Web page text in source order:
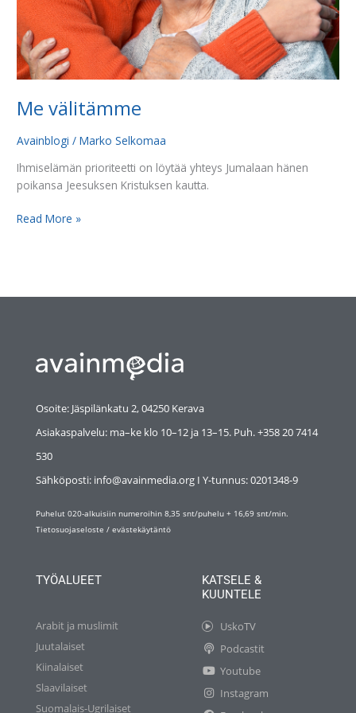
Me välitämme
Avainblogi /Marko Selkomaa
Ihmiselämän prioriteetti on löytää yhteys Jumalaan hänen
poikansa Jeesuksen Kristuksen kautta.
Read More »
Osoite: Jäspilänkatu 2, 04250 Kerava
Asiakaspalvelu: ma–ke klo 10–12 ja 13–15. Puh. +358 20 7414
530
Sähköposti: info@avainmedia.org I Y-tunnus:0201348-9
Puhelut 020-alkuisiin numeroihin 8,35 snt/puhelu + 16,69 snt/min.
Tietosuojaseloste / evästekäytäntö
TYÖALUEET
Arabit ja muslimit
Juutalaiset
Kiinalaiset
Slaavilaiset
Suomalais-Ugrilaiset
KATSELE &
KUUNTELE
UskoTV
Podcastit
Youtube
Instagram